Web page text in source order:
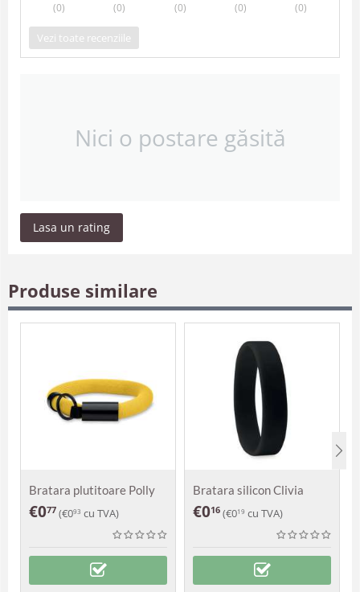
(0) (0) (0) (0) (0)
Vezi toate recenziile
Nici o postare găsită
Lasa un rating
Produse similare
Bratara plutitoare Polly
€077 (€093 cu TVA)
Bratara silicon Clivia
€016 (€019 cu TVA)